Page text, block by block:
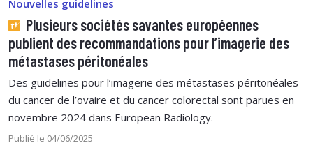
Nouvelles guidelines
Plusieurs sociétés savantes européennes
publient des recommandations pour l’imagerie des
métastases péritonéales
Des guidelines pour l’imagerie des métastases péritonéales
du cancer de l’ovaire et du cancer colorectal sont parues en
novembre 2024 dans European Radiology.
Publié le 04/06/2025